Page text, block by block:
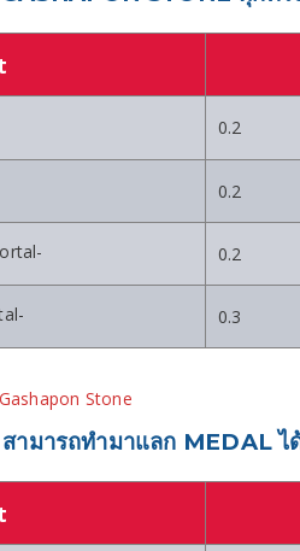
0.2
0.2
0.2
0.3
Stone
ามารถทำมาแลก MEDAL ไ